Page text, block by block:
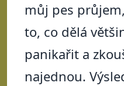
můj pes
to, co dělá
panikařit a
najednou.